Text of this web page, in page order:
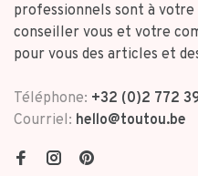
professionnels sont à
conseiller vous et votre
pour vous des articles et
Téléphone: +32 (0)2 772
Courriel: hello@toutou.be